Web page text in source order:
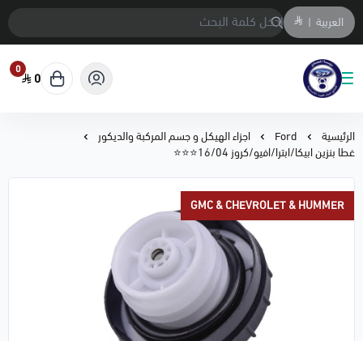
العربية |
متجر المحمادي لقطع السيارات
0
0
الرئيسية Ford
اجزاء الهيكل و جسم المركبة والديكور
غطا بنزين ابيكا/ابترا/افيو/كروز 16/04⭐⭐⭐
GMC & CHEVROLET & HUMMER